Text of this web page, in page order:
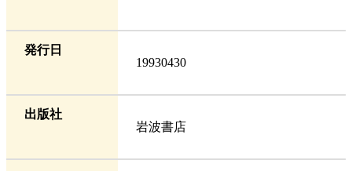
発行日
19930430
出版社
岩波書店